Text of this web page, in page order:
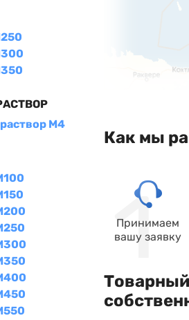
М4
Как мы
Принимаем
вашу заявку